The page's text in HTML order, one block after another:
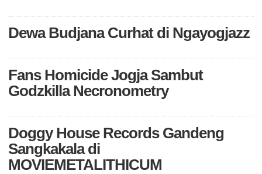
Dewa Budjana Curhat di Ngayogjazz
Fans Homicide Jogja Sambut
Godzkilla Necronometry
Doggy House Records Gandeng
Sangkakala di
MOVIEMETALITHICUM